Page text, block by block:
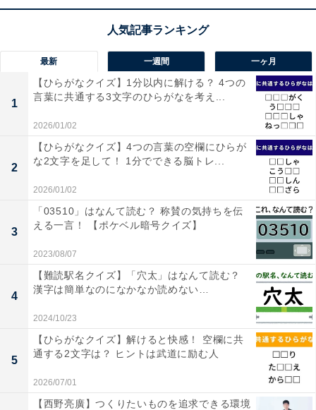
1 2
最新 一週間 一ヶ月
1
【ひらがなクイズ】1分以内に解ける？ 4つの
言葉に共通する3文字のひらがなを考え...
2026/01/02
2
【ひらがなクイズ】4つの言葉の空欄にひらが
な2文字を足して！ 1分でできる脳トレ...
2026/01/02
3
「03510」はなんて読む？ 称賛の気持ちを伝
える一言！ 【ポケベル暗号クイズ】
2023/08/07
4
【難読駅名クイズ】「穴太」はなんて読む？
漢字は簡単なのになかなか読めない…
2024/10/23
5
【ひらがなクイズ】解けると快感！ 空欄に共
通する2文字は？ ヒントは武道に励む人
2026/07/01
【西野亮廣】つくりたいものを追求できる環境